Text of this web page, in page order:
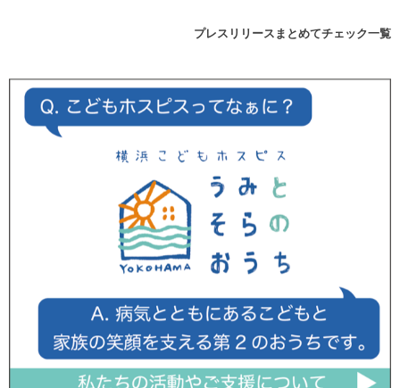
プレスリリースまとめてチェック一覧